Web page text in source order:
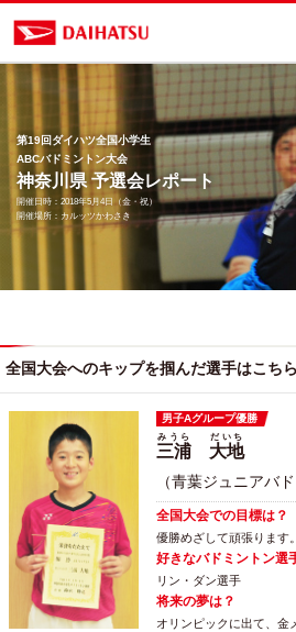
第19回ダイハツ全国小学生
ABCバドミントン大会
神奈川県 予選会レポート
開催日時：2018年5月4日（金・祝）
開催場所：カルッツかわさき
全国大会へのキップを掴んだ選手はこちら
男子Aグループ優勝
三浦
みうら
大地
だいち
（青葉ジュニアバ
全国大会での目標は？
優勝めざして頑張ります。
好きなバドミントン選
リン・ダン選手
将来の夢は？
オリンピックに出て、金